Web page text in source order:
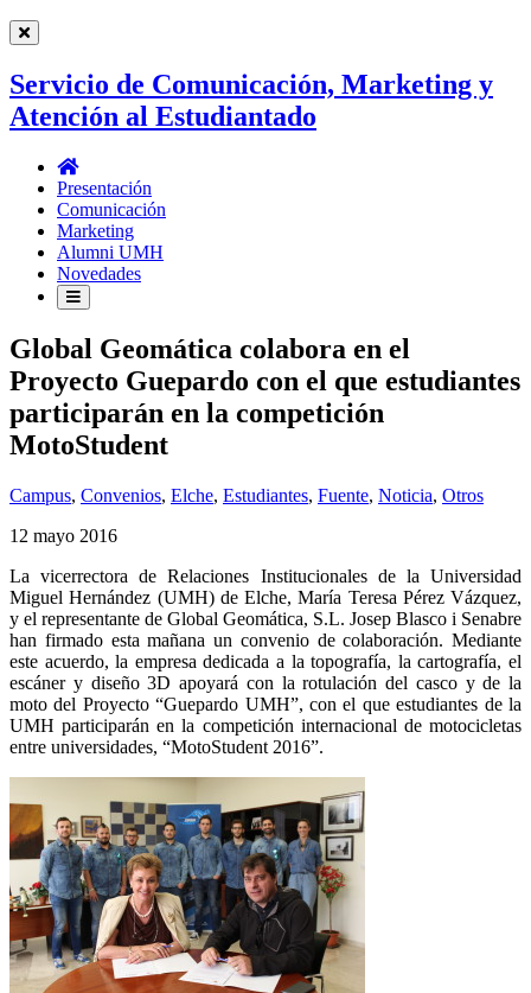
Servicio de Comunicación, Marketing y
Atención al Estudiantado
Servicio
de
Comunicación,
Marketing
y
Atención
al
Estudiantado
Presentación
Comunicación
Marketing
Alumni UMH
Novedades
Global Geomática colabora en el
Proyecto Guepardo con el que estudiantes
participarán en la competición
MotoStudent
Campus, Convenios, Elche, Estudiantes, Fuente, Noticia, Otros
12 mayo 2016
La vicerrectora de Relaciones Institucionales de la Universidad
Miguel Hernández (UMH) de Elche, María Teresa Pérez Vázquez,
y el representante de Global Geomática, S.L. Josep Blasco i Senabre
han firmado esta mañana un convenio de colaboración. Mediante
este acuerdo, la empresa dedicada a la topografía, la cartografía, el
escáner y diseño 3D apoyará con la rotulación del casco y de la
moto del Proyecto “Guepardo UMH”, con el que estudiantes de la
UMH participarán en la competición internacional de motocicletas
entre universidades, “MotoStudent 2016”.